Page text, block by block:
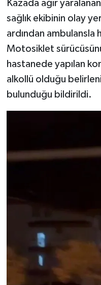
Kazada ağır
sağlık ekibinin olay
ardından ambulansla
Motosiklet
hastanede yapılan
alkollü olduğu
bulunduğu bildirildi.